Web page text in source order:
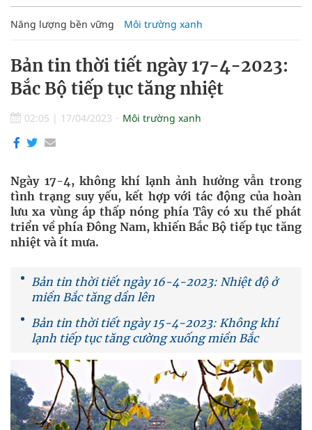
Năng lượng bền vững Môi trường xanh
Bản tin thời tiết ngày 17-4-2023:
Bắc Bộ tiếp tục tăng nhiệt
02:05 | 17/04/2023 Môi trường xanh
Ngày 17-4, không khí lạnh ảnh hưởng vẫn trong
tình trạng suy yếu, kết hợp với tác động của hoàn
lưu xa vùng áp thấp nóng phía Tây có xu thế phát
triển về phía Đông Nam, khiến Bắc Bộ tiếp tục tăng
nhiệt và ít mưa.
Bản tin thời tiết ngày 16-4-2023: Nhiệt độ ở
miền Bắc tăng dần lên
Bản tin thời tiết ngày 15-4-2023: Không khí
lạnh tiếp tục tăng cường xuống miền Bắc